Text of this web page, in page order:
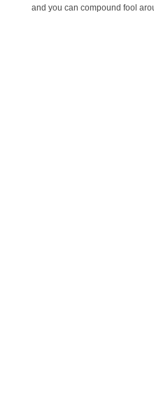
and you can compound fool